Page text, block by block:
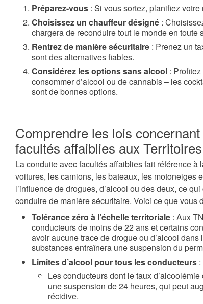
Préparez-vous: Si vous sortez, planifiez votre
Choisissez un chauffeur désigné:
chargera de reconduire tout le monde en toute
Rentrez de manière sécuritaire: Prenez un
sont des alternatives fiables.
Considérez les options sans alcool: Profitez
consommer d’alcool ou de cannabis – les
sont de bonnes options.
Comprendre les lois
facultés affaiblies aux
La conduite avec facultés affaiblies fait référence à
voitures, les camions, les bateaux, les motoneiges
l’influence de drogues, d’alcool ou des deux, ce
conduire de manière sécuritaire. Voici ce que vous
Tolérance zéro à l’échelle territoriale: Aux
conducteurs de moins de 22 ans et certains
avoir aucune trace de drogue ou d’alcool
substances entraînera une suspension du
Limites d’alcool pour tous les conducteurs:
Les conducteurs dont le taux
une suspension de 24 heures, qui peut
récidive.